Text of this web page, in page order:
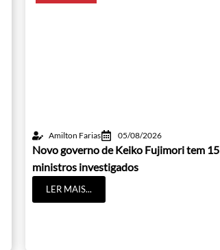
Amilton Farias 05/08/2026
Novo governo de Keiko Fujimori tem 15
ministros investigados
LER MAIS...